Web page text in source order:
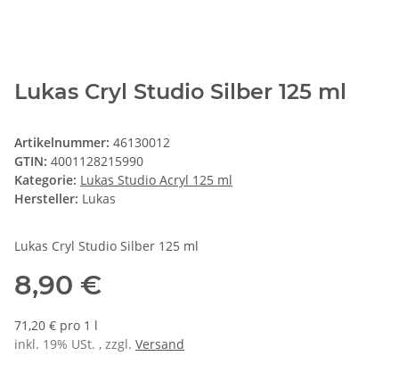
Lukas Cryl Studio Silber 125 ml
Artikelnummer: 46130012
GTIN: 4001128215990
Kategorie: Lukas Studio Acryl 125 ml
Hersteller: Lukas
Lukas Cryl Studio Silber 125 ml
8,90 €
71,20 € pro 1 l
inkl. 19% USt. , zzgl. Versand